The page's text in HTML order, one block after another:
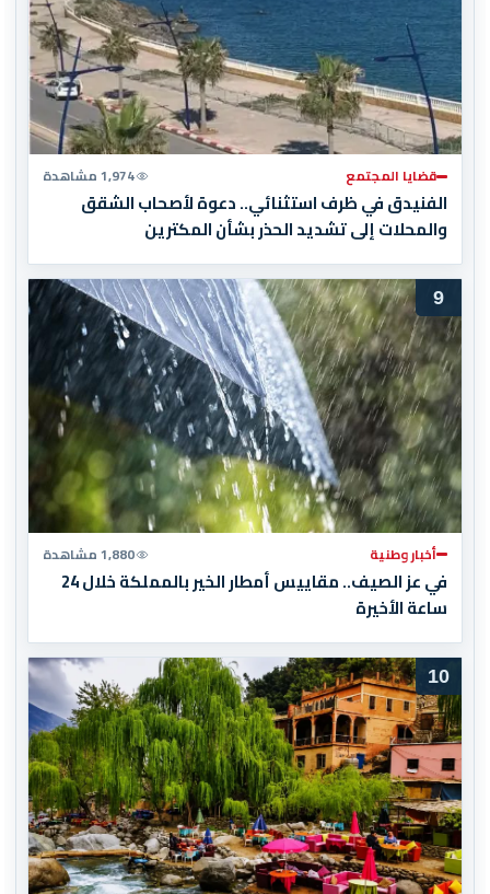
قضايا المجتمع 1,974 مشاهدة
الفنيدق في ظرف استثنائي.. دعوة لأصحاب الشقق
والمحلات إلى تشديد الحذر بشأن المكترين
9
أخبار وطنية 1,880 مشاهدة
في عز الصيف.. مقاييس أمطار الخير بالمملكة خلال 24
ساعة الأخيرة
10